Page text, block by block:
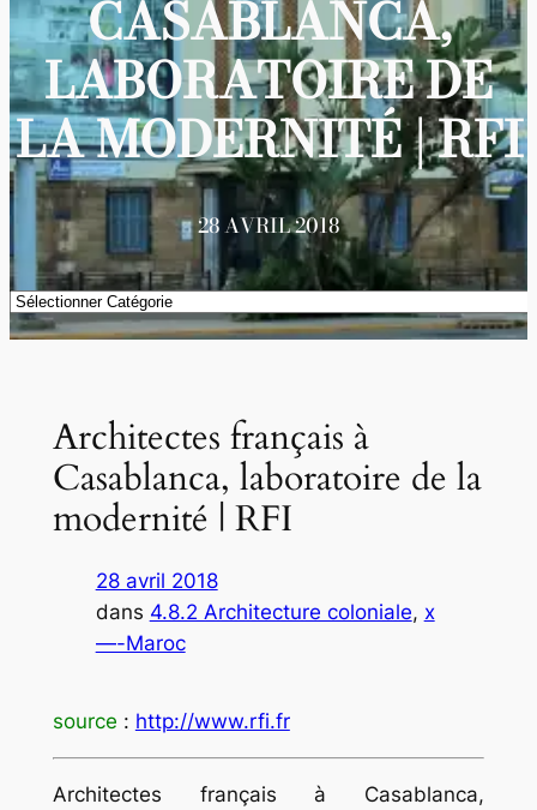
CASABLANCA,
LABORATOIRE DE
LA MODERNITÉ | RFI
28 AVRIL 2018
Catégories
Architectes français à
Casablanca, laboratoire de la
modernité | RFI
28 avril 2018
dans 4.8.2 Architecture coloniale, x
—-Maroc
source : http://www.rfi.fr
Architectes français à Casablanca,